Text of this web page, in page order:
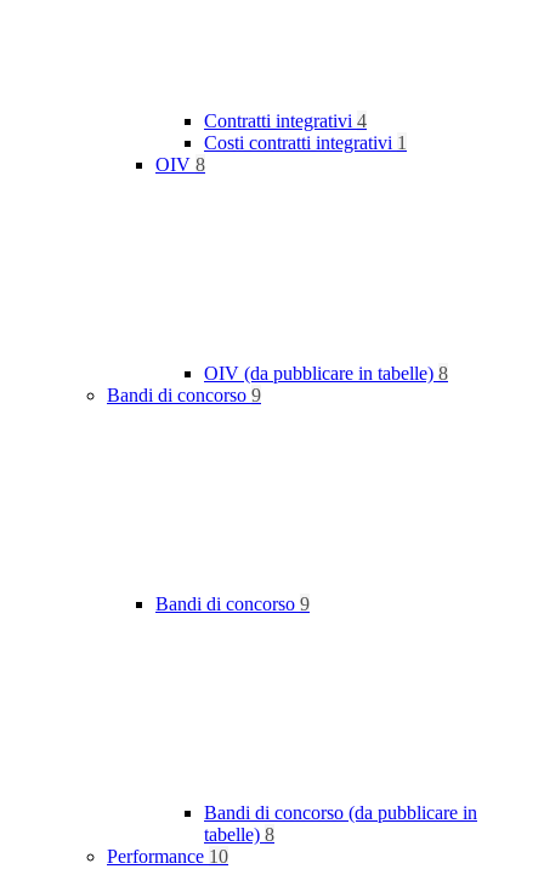
Contratti integrativi 4
Costi contratti integrativi 1
OIV 8
OIV (da pubblicare in tabelle) 8
Bandi di concorso 9
Bandi di concorso 9
Bandi di concorso (da pubblicare in
tabelle) 8
Performance 10